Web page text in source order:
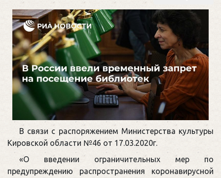
В связи с распоряжением Министерства культуры
Кировской области №46 от 17.03.2020г.
«О введении ограничительных мер по
предупреждению распространения коронавирусной